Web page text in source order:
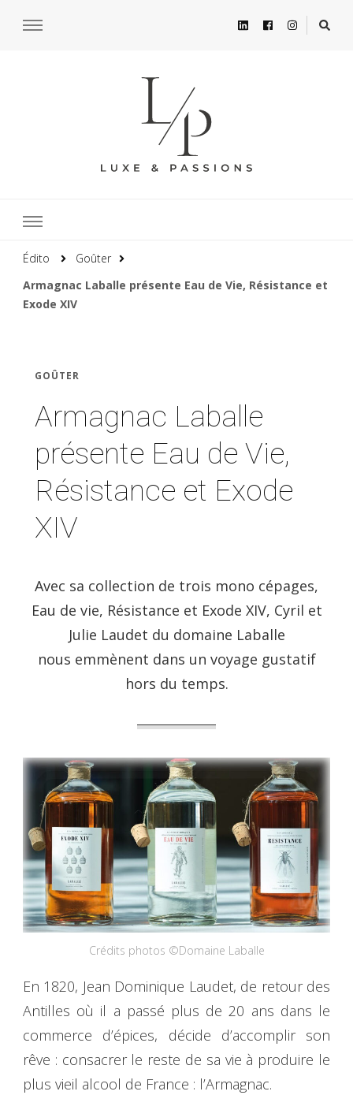
Édito
Goûter
Armagnac Laballe présente Eau de Vie, Résistance et
Exode XIV
GOÛTER
Armagnac Laballe
présente Eau de Vie,
Résistance et Exode
XIV
Avec sa collection de trois mono cépages,
Eau de vie, Résistance et Exode XIV, Cyril et
Julie Laudet du domaine Laballe
nous emmènent dans un voyage gustatif
hors du temps.
Crédits photos ©Domaine Laballe
En 1820, Jean Dominique Laudet, de retour des
Antilles où il a passé plus de 20 ans dans le
commerce d’épices, décide d’accomplir son
rêve : consacrer le reste de sa vie à produire le
plus vieil alcool de France : l’Armagnac.